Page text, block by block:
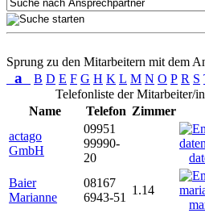
Sprung zu den Mitarbeitern mit dem
a B D E F G H K L M N O P R S
Telefonliste der Mitarbeiter/
Name
Telefon Zimmer
actago
GmbH
09951
99990-
20
Baier
Marianne
08167
6943-51
1.14